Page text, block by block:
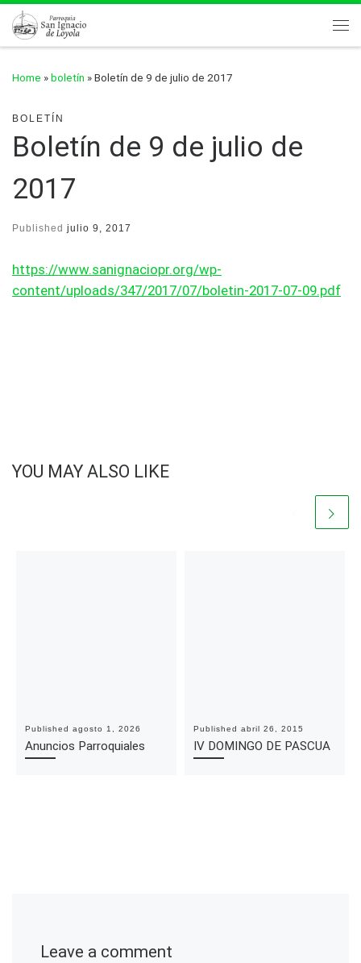
Skip to content
Home » boletín » Boletín de 9 de julio de 2017
BOLETÍN
Boletín de 9 de julio de
2017
Published julio 9, 2017
https://www.sanignaciopr.org/wp-
content/uploads/347/2017/07/boletin-2017-07-09.pdf
YOU MAY ALSO LIKE
Published agosto 1, 2026
Anuncios Parroquiales
Published abril 26, 2015
IV DOMINGO DE PASCUA
Leave a comment